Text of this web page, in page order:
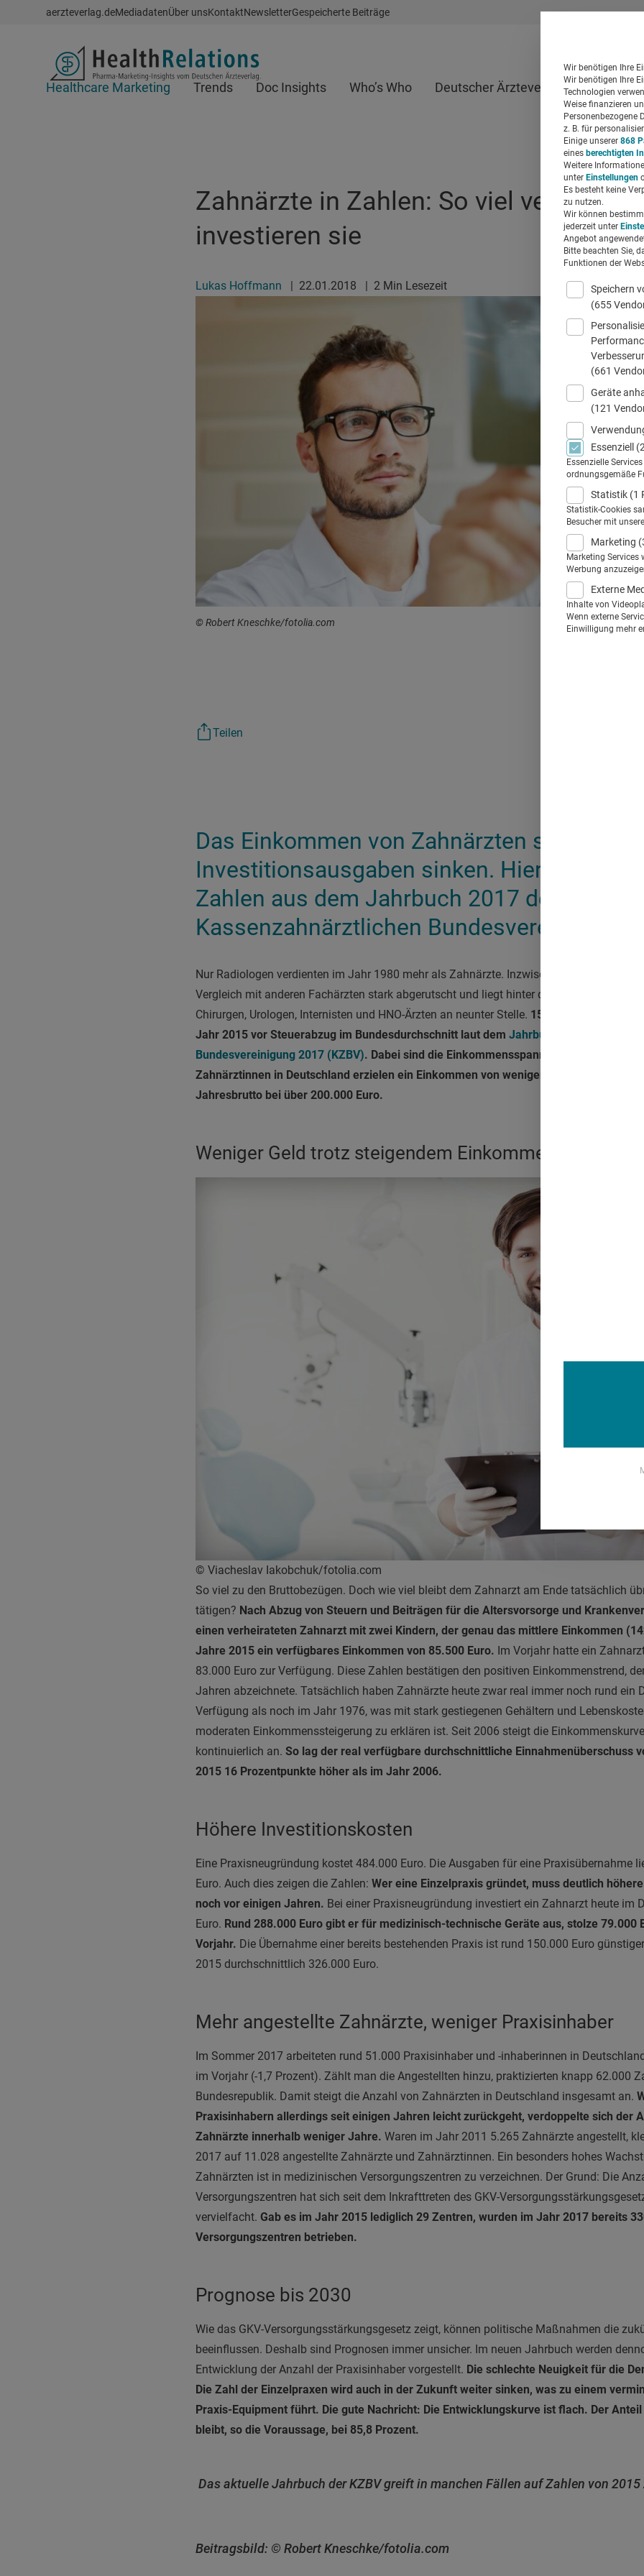
Schnellzugriff
aerzteverlag.deMediadatenÜber unsKontaktNewsletterGespeicherte Beiträge
Header
Healthcare Marketing Trends Doc Insights Who’s Who Deutscher Ärzteverlag
Zahnärzte in Zahlen: So viel verdienen
investieren sie
Lukas Hoffmann | 22.01.2018 | 2 Min Lesezeit
© Robert Kneschke/fotolia.com
Teilen
Das Einkommen von Zahnärzten steigt, die
Investitionsausgaben sinken. Hier kommen
Zahlen aus dem Jahrbuch 2017 der
Kassenzahnärztlichen Bundesvereinigung.
Nur Radiologen verdienten im Jahr 1980 mehr als Zahnärzte. Inzwischen ist das
Vergleich mit anderen Fachärzten stark abgerutscht und liegt hinter den Augenärzten,
Chirurgen, Urologen, Internisten und HNO-Ärzten an neunter Stelle. 157.300 Euro
Jahr 2015 vor Steuerabzug im Bundesdurchschnitt laut dem Jahrbuch der
Bundesvereinigung 2017 (KZBV). Dabei sind die Einkommensspannen groß: 8 Prozent
Zahnärztinnen in Deutschland erzielen ein Einkommen von weniger als 50.000 Euro.
Jahresbrutto bei über 200.000 Euro.
Weniger Geld trotz steigendem Einkommen
© Viacheslav Iakobchuk/fotolia.com
So viel zu den Bruttobezügen. Doch wie viel bleibt dem Zahnarzt am Ende tatsächlich
tätigen? Nach Abzug von Steuern und Beiträgen für die Altersvorsorge und
einen verheirateten Zahnarzt mit zwei Kindern, der genau das mittlere Einkommen
Jahre 2015 ein verfügbares Einkommen von 85.500 Euro. Im Vorjahr hatte ein
83.000 Euro zur Verfügung. Diese Zahlen bestätigen den positiven Einkommenstrend,
Jahren abzeichnete. Tatsächlich haben Zahnärzte heute zwar real immer noch rund ein
Verfügung als noch im Jahr 1976, was mit stark gestiegenen Gehältern und
moderaten Einkommenssteigerung zu erklären ist. Seit 2006 steigt die
kontinuierlich an. So lag der real verfügbare durchschnittliche Einnahmenüberschuss
2015 16 Prozentpunkte höher als im Jahr 2006.
Höhere Investitionskosten
Eine Praxisneugründung kostet 484.000 Euro. Die Ausgaben für eine Praxisübernahme
Euro. Auch dies zeigen die Zahlen: Wer eine Einzelpraxis gründet, muss deutlich
noch vor einigen Jahren. Bei einer Praxisneugründung investiert ein Zahnarzt heute im
Euro. Rund 288.000 Euro gibt er für medizinisch-technische Geräte aus, stolze 79.000
Vorjahr. Die Übernahme einer bereits bestehenden Praxis ist rund 150.000 Euro
2015 durchschnittlich 326.000 Euro.
Mehr angestellte Zahnärzte, weniger Praxisinhaber
Im Sommer 2017 arbeiteten rund 51.000 Praxisinhaber und -inhaberinnen in
im Vorjahr (-1,7 Prozent). Zählt man die Angestellten hinzu, praktizierten knapp 62.000
Bundesrepublik. Damit steigt die Anzahl von Zahnärzten in Deutschland insgesamt an.
Praxisinhabern allerdings seit einigen Jahren leicht zurückgeht, verdoppelte sich der
Zahnärzte innerhalb weniger Jahre. Waren im Jahr 2011 5.265 Zahnärzte angestellt,
2017 auf 11.028 angestellte Zahnärzte und Zahnärztinnen. Ein besonders hohes
Zahnärzten ist in medizinischen Versorgungszentren zu verzeichnen. Der Grund: Die
Versorgungszentren hat sich seit dem Inkrafttreten des GKV-
vervielfacht. Gab es im Jahr 2015 lediglich 29 Zentren, wurden im Jahr 2017 bereits
Versorgungszentren betrieben.
Prognose bis 2030
Wie das GKV-Versorgungsstärkungsgesetz zeigt, können politische Maßnahmen die
beeinflussen. Deshalb sind Prognosen immer unsicher. Im neuen Jahrbuch werden
Entwicklung der Anzahl der Praxisinhaber vorgestellt. Die schlechte Neuigkeit für die
Die Zahl der Einzelpraxen wird auch in der Zukunft weiter sinken, was zu einem
Praxis-Equipment führt. Die gute Nachricht: Die Entwicklungskurve ist flach. Der
bleibt, so die Voraussage, bei 85,8 Prozent.
Das aktuelle Jahrbuch der KZBV greift in manchen Fällen auf Zahlen von 2015
Beitragsbild: © Robert Kneschke/fotolia.com
Wir benötigen Ihre
Wir benötigen Ihre
Technologien
Weise finanzieren
Personenbezogene
z. B. für
Einige unserer 868
eines berechtigten
Weitere
unter Einstellungen
Es besteht keine
zu nutzen.
Wir können
jederzeit unter
Angebot
Bitte beachten Sie,
Funktionen der
Speichern
(655
(661
Geräte
(121
Essenziell
Essenzielle
ordnungsgemäße
Statistik (1
Statistik-Cookies
Besucher mit
Marketing
Marketing
Werbung
Externe
Inhalte von
Wenn externe
Einwilligung mehr